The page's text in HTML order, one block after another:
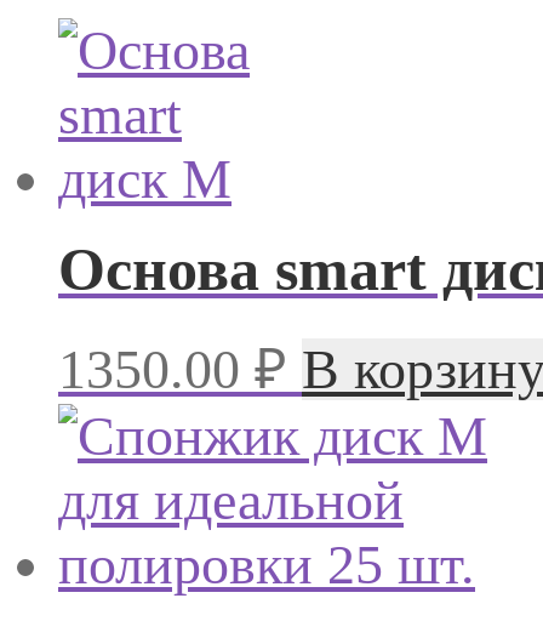
Основа smart
1350.00 ₽ В